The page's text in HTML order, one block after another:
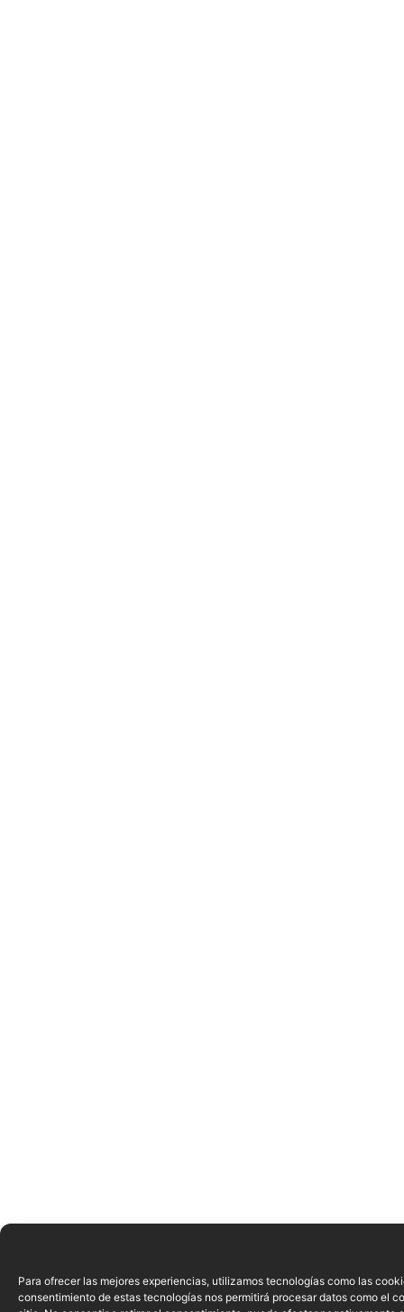
Para ofrecer las mejores experiencias, utilizamos tecnologías como las
consentimiento de estas tecnologías nos permitirá procesar datos como el